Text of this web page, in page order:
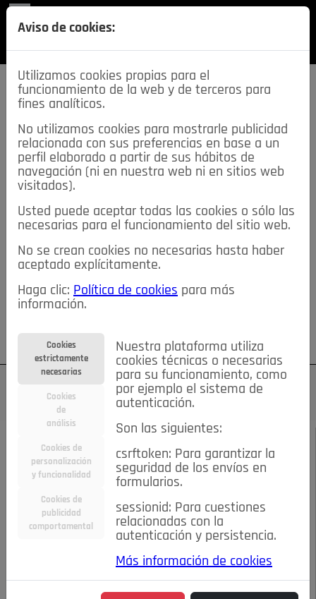
SECCIONES
descarga esta
REVISTA
≡NOTICIAS
NOTICIAS SERVICIOS DE INTERÉS
TABLÓN DE ANUNCIOS MIS ANUNCIOS CONTACTO
NOSOTROS
Su cuenta Regístrese ¿Olvidó su contraseña?
MAYO DE 2026 /
Escucha el audio de este artículo:
El oeste universitario de Madrid
Aviso de cookies:
Utilizamos cookies propias para el
funcionamiento de la web y de terceros para
fines analíticos.
No utilizamos cookies para mostrarle publicidad
relacionada con sus preferencias en base a un
perfil elaborado a partir de sus hábitos de
navegación (ni en nuestra web ni en sitios web
visitados).
Usted puede aceptar todas las cookies o sólo las
necesarias para el funcionamiento del sitio web.
No se crean cookies no necesarias hasta haber
aceptado explícitamente.
Haga clic: Política de cookies para más
información.
Cookies
estrictamente
necesarias
Cookies
de
análisis
Cookies de
personalización
y funcionalidad
Cookies de
publicidad
comportamental
Nuestra plataforma utiliza
cookies técnicas o necesarias
para su funcionamiento, como
por ejemplo el sistema de
autenticación.
Son las siguientes:
csrftoken: Para garantizar la
seguridad de los envíos en
formularios.
sessionid: Para cuestiones
relacionadas con la
autenticación y persistencia.
Más información de cookies